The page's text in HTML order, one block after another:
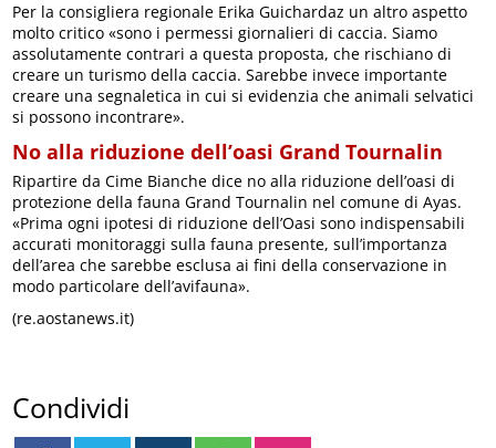
Per la consigliera regionale Erika Guichardaz un altro aspetto
molto critico «sono i permessi giornalieri di caccia. Siamo
assolutamente contrari a questa proposta, che rischiano di
creare un turismo della caccia. Sarebbe invece importante
creare una segnaletica in cui si evidenzia che animali selvatici
si possono incontrare».
No alla riduzione dell’oasi Grand Tournalin
Ripartire da Cime Bianche dice no alla riduzione dell’oasi di
protezione della fauna Grand Tournalin nel comune di Ayas.
«Prima ogni ipotesi di riduzione dell’Oasi sono indispensabili
accurati monitoraggi sulla fauna presente, sull’importanza
dell’area che sarebbe esclusa ai fini della conservazione in
modo particolare dell’avifauna».
(re.aostanews.it)
Condividi